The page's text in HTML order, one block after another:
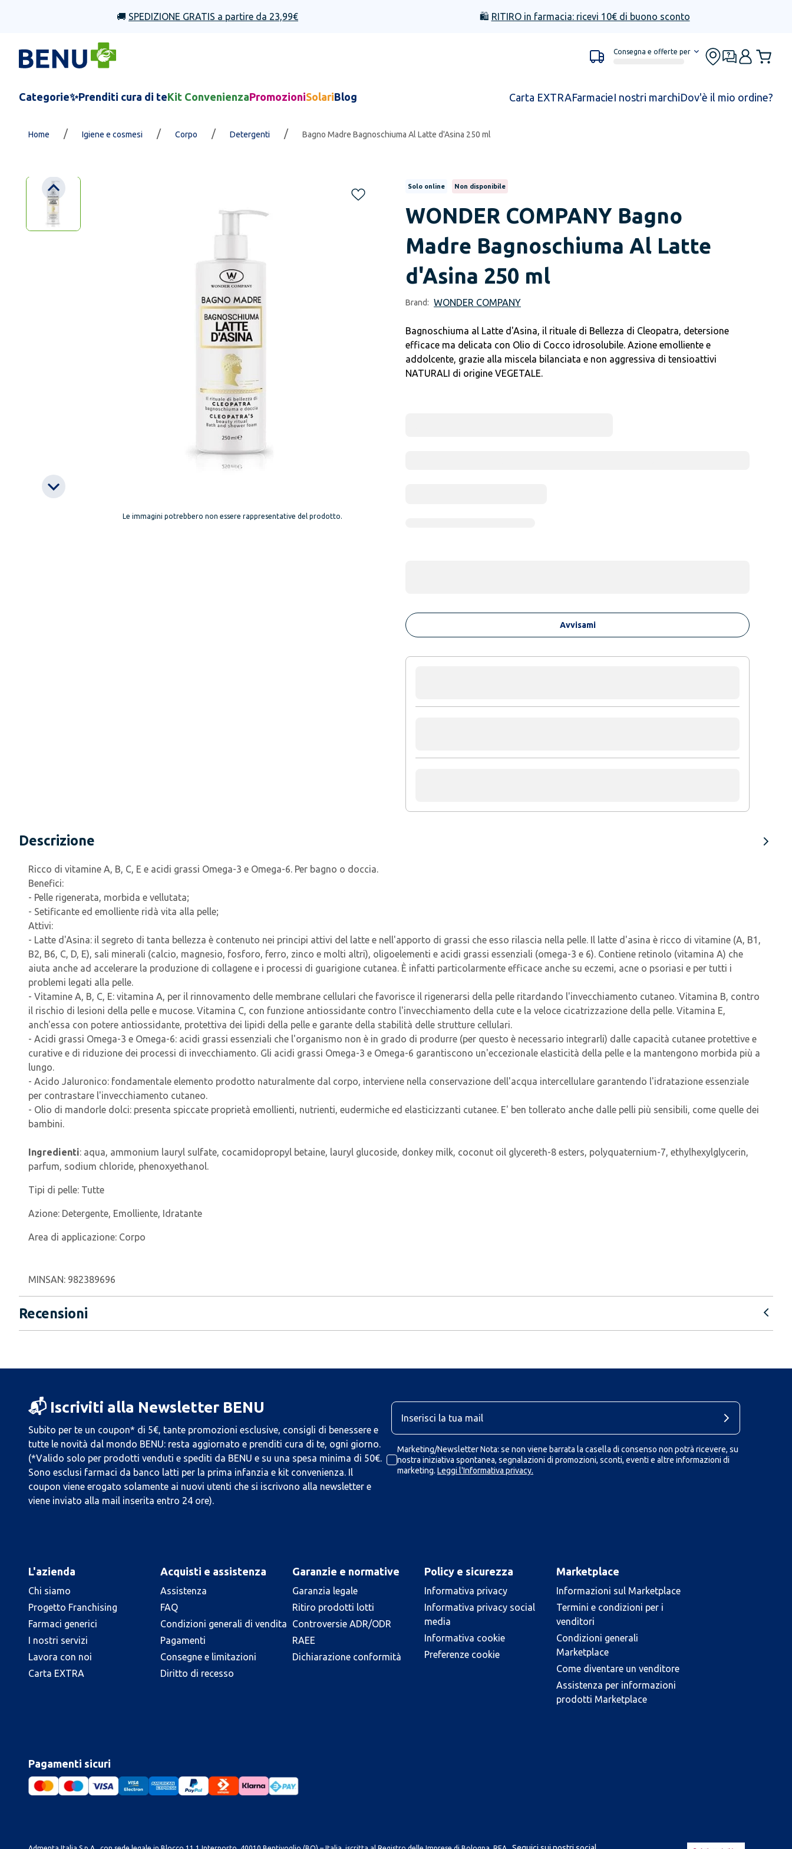
🚚 SPEDIZIONE GRATIS a partire da 23,99€ 🛍️ RITIRO in farmacia: ricevi 10€ di buono sconto
Consegna e offerte per
Categorie✨Prenditi cura di teKit ConvenienzaPromozioniSolariBlog Carta EXTRAFarmacieI nostri marchiDov'è il mio ordine?
Home / Igiene e cosmesi / Corpo / Detergenti / Bagno Madre Bagnoschiuma Al Latte d'Asina 250 ml
Le immagini potrebbero non essere rappresentative del prodotto.
Solo online Non disponibile
WONDER COMPANY Bagno
Madre Bagnoschiuma Al Latte
d'Asina 250 ml
Brand: WONDER COMPANY
Bagnoschiuma al Latte d'Asina, il rituale di Bellezza di Cleopatra, detersione
efficace ma delicata con Olio di Cocco idrosolubile. Azione emolliente e
addolcente, grazie alla miscela bilanciata e non aggressiva di tensioattivi
NATURALI di origine VEGETALE.
Avvisami
Descrizione
Ricco di vitamine A, B, C, E e acidi grassi Omega-3 e Omega-6. Per bagno o doccia.
Benefici:
- Pelle rigenerata, morbida e vellutata;
- Setificante ed emolliente ridà vita alla pelle;
Attivi:
- Latte d'Asina: il segreto di tanta bellezza è contenuto nei principi attivi del latte e nell'apporto di grassi che esso rilascia nella pelle. Il latte d'asina è ricco di vitamine (A, B1,
B2, B6, C, D, E), sali minerali (calcio, magnesio, fosforo, ferro, zinco e molti altri), oligoelementi e acidi grassi essenziali (omega-3 e 6). Contiene retinolo (vitamina A) che
aiuta anche ad accelerare la produzione di collagene e i processi di guarigione cutanea. È infatti particolarmente efficace anche su eczemi, acne o psoriasi e per tutti i
problemi legati alla pelle.
- Vitamine A, B, C, E: vitamina A, per il rinnovamento delle membrane cellulari che favorisce il rigenerarsi della pelle ritardando l'invecchiamento cutaneo. Vitamina B, contro
il rischio di lesioni della pelle e mucose. Vitamina C, con funzione antiossidante contro l'invecchiamento della cute e la veloce cicatrizzazione della pelle. Vitamina E,
anch'essa con potere antiossidante, protettiva dei lipidi della pelle e garante della stabilità delle strutture cellulari.
- Acidi grassi Omega-3 e Omega-6: acidi grassi essenziali che l'organismo non è in grado di produrre (per questo è necessario integrarli) dalle capacità cutanee protettive e
curative e di riduzione dei processi di invecchiamento. Gli acidi grassi Omega-3 e Omega-6 garantiscono un'eccezionale elasticità della pelle e la mantengono morbida più a
lungo.
- Acido Jaluronico: fondamentale elemento prodotto naturalmente dal corpo, interviene nella conservazione dell'acqua intercellulare garantendo l'idratazione essenziale
per contrastare l'invecchiamento cutaneo.
- Olio di mandorle dolci: presenta spiccate proprietà emollienti, nutrienti, eudermiche ed elasticizzanti cutanee. E' ben tollerato anche dalle pelli più sensibili, come quelle dei
bambini.
Ingredienti: aqua, ammonium lauryl sulfate, cocamidopropyl betaine, lauryl glucoside, donkey milk, coconut oil glycereth-8 esters, polyquaternium-7, ethylhexylglycerin,
parfum, sodium chloride, phenoxyethanol.
Tipi di pelle: Tutte
Azione: Detergente, Emolliente, Idratante
Area di applicazione: Corpo
MINSAN: 982389696
Recensioni
📬 Iscriviti alla Newsletter BENU
Subito per te un coupon* di 5€, tante promozioni esclusive, consigli di benessere e
tutte le novità dal mondo BENU: resta aggiornato e prenditi cura di te, ogni giorno.
(*Valido solo per prodotti venduti e spediti da BENU e su una spesa minima di 50€.
Sono esclusi farmaci da banco latti per la prima infanzia e kit convenienza. Il
coupon viene erogato solamente ai nuovi utenti che si iscrivono alla newsletter e
viene inviato alla mail inserita entro 24 ore).
Marketing/Newsletter Nota: se non viene barrata la casella di consenso non potrà ricevere, su
nostra iniziativa spontanea, segnalazioni di promozioni, sconti, eventi e altre informazioni di
marketing. Leggi l'Informativa privacy.
L'azienda
Chi siamo
Progetto Franchising
Farmaci generici
I nostri servizi
Lavora con noi
Carta EXTRA
Acquisti e assistenza
Assistenza
FAQ
Condizioni generali di vendita
Pagamenti
Consegne e limitazioni
Diritto di recesso
Garanzie e normative
Garanzia legale
Ritiro prodotti lotti
Controversie ADR/ODR
RAEE
Dichiarazione conformità
Policy e sicurezza
Informativa privacy
Informativa privacy social
media
Informativa cookie
Preferenze cookie
Marketplace
Informazioni sul Marketplace
Termini e condizioni per i
venditori
Condizioni generali
Marketplace
Come diventare un venditore
Assistenza per informazioni
prodotti Marketplace
Pagamenti sicuri